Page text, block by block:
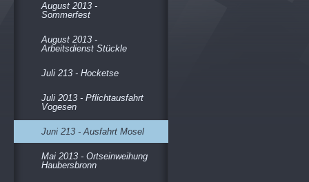
August 2013 -
Sommerfest
August 2013 -
Arbeitsdienst Stückle
Juli 213 - Hocketse
Juli 2013 - Pflichtausfahrt
Vogesen
Juni 213 - Ausfahrt Mosel
Mai 2013 - Ortseinweihung
Haubersbronn